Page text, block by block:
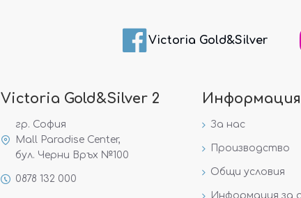
Victoria Gold&Silver
Victoria Gold&Silver 2
гр. София
Mall Paradise Center,
бул. Черни Връх №100
0878 132 000
Информация
За нас
Производство
Общи условия
Информация за